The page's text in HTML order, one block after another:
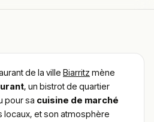
de la ville Biarritz mène
, un bistrot de quartier
pour sa cuisine de marché
locaux, et son atmosphère